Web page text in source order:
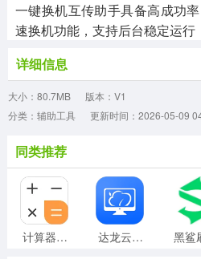
一键换机互传助手具备高成功
速换机功能，支持后台稳定运行
详细信息
大小：80.7MB
版本：V1
分类：辅助工具
更新时间：2026-05-09
同类推荐
计算器智能计算手机免费版 达龙云电脑无广告版